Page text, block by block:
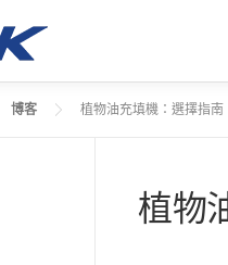
博客 植物油充填機：選擇指南
植物